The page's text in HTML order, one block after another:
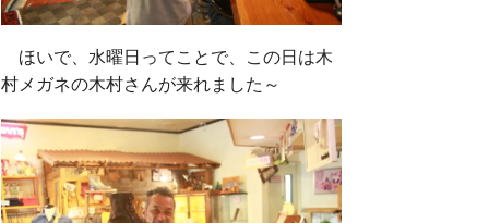
ほいで、水曜日ってことで、この日は木
村メガネの木村さんが来れました～